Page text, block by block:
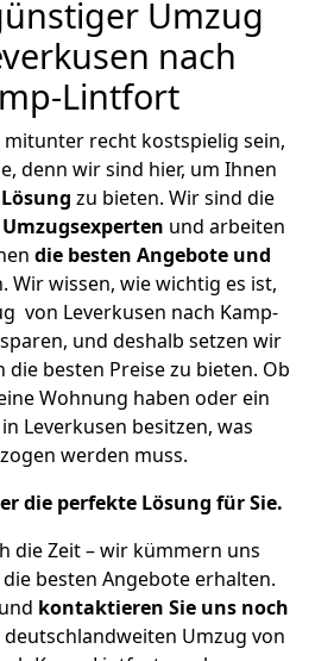
Umzug
nach
Lintfort
recht kostspielig sein,
denn wir sind hier, um Ihnen
Lösung zu bieten. Wir sind die
und arbeiten
die besten Angebote und
Wir wissen, wie wichtig es ist,
von Leverkusen nach Kamp-
und deshalb setzen wir
die besten Preise zu bieten. Ob
Wohnung haben oder ein
Leverkusen besitzen, was
werden muss.
die perfekte Lösung für Sie.
die Zeit – wir kümmern uns
besten Angebote erhalten.
kontaktieren Sie uns noch
Umzug von